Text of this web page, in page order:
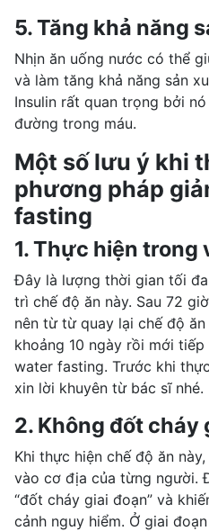
5. Tăng khả năng
Nhịn ăn uống nước có thể
và làm tăng khả năng sản
Insulin rất quan trọng bởi
đường trong máu.
Một số lưu ý khi
phương pháp
fasting
1. Thực hiện trong
Đây là lượng thời gian tối
trì chế độ ăn này. Sau 72
nên từ từ quay lại chế độ
khoảng 10 ngày rồi mới
water fasting. Trước khi
xin lời khuyên từ bác sĩ nhé.
2. Không đốt cháy
Khi thực hiện chế độ ăn
vào cơ địa của từng người.
“đốt cháy giai đoạn” và
cảnh nguy hiểm. Ở giai